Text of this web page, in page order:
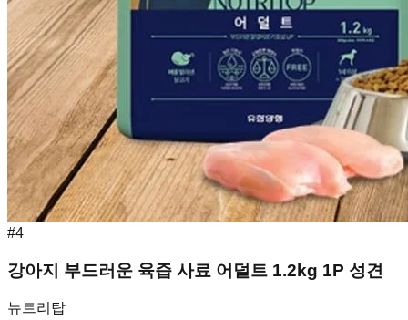
#4
강아지 부드러운 육즙 사료 어덜트 1.2kg 1P 성견
뉴트리탑